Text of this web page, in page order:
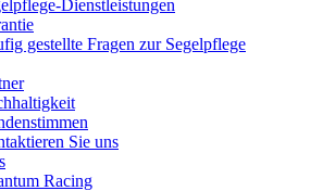
Dienstleistungen
gestellte Fragen zur Segelpflege
Sie uns
Racing